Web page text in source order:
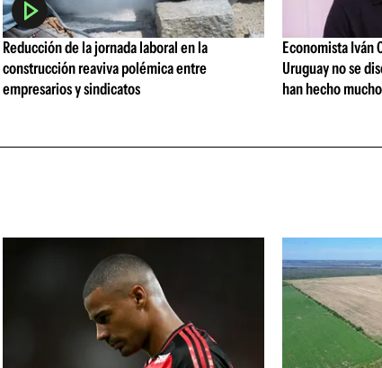
Reducción de la jornada laboral en la
construcción reaviva polémica entre
empresarios y sindicatos
Economista Iván
Uruguay no se
han hecho